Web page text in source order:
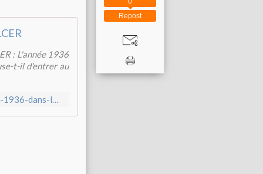
: L'année 1936
t-il d'entrer au
https://molcer.fr/2025/11/molcer-11-sommairedossier-l-annee-1936-dans-le-monde-mai-juin-1936-pourquoi-le-parti-communiste-refuse-t-il-d-entrer-au-gouvernement-de-front-populaire-emmanuel-brandely-page-12-le-front-populaire-et-la-question-coloniale-un-etrange-silence-emmanu
Repost